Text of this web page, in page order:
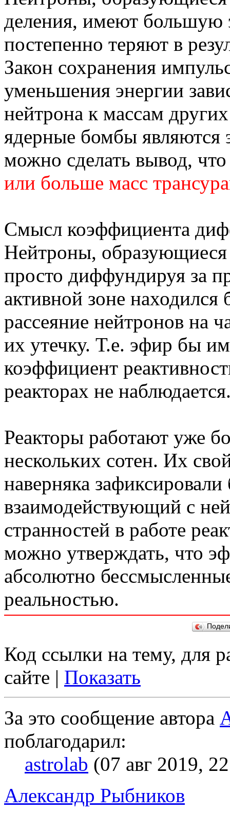
деления, имеют большую
постепенно теряют в
Закон сохранения
уменьшения энергии
нейтрона к массам
ядерные бомбы являются
можно сделать вывод,
или больше масс
Смысл коэффициента
Нейтроны, образующиеся
просто диффундируя за
активной зоне
рассеяние нейтронов на
их утечку. Т.е. эфир бы
коэффициент
реакторах не
Реакторы работают уже
нескольких сотен. Их
наверняка
взаимодействующий с
странностей в работе
можно утверждать, что
абсолютно
реальностью.
Код ссылки на тему, для
сайте | Показать
За это сообщение автора
поблагодарил:
astrolab (07 авг 2019,
Александр Рыбников